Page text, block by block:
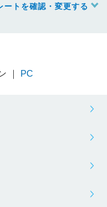
トを確認・変更する
意の項目をクリック
｜ PC